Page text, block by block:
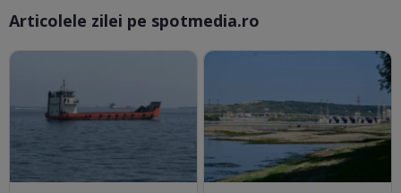
Articolele zilei pe spotmedia.ro